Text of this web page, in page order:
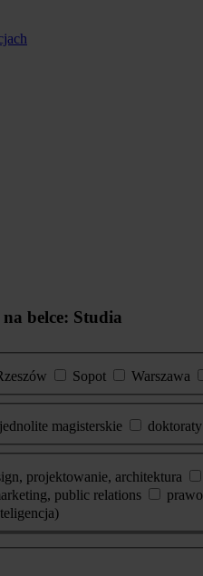
belce: Studia
Sopot Warszawa
jednolite magisterskie doktoraty
projektowanie, architektura
public relations prawo